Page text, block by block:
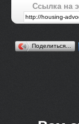
Ссылка на
Поделиться…